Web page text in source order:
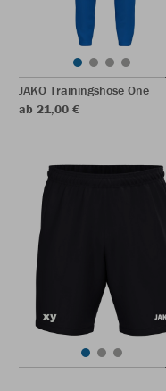
JAKO Trainingshose One
ab 21,00 €